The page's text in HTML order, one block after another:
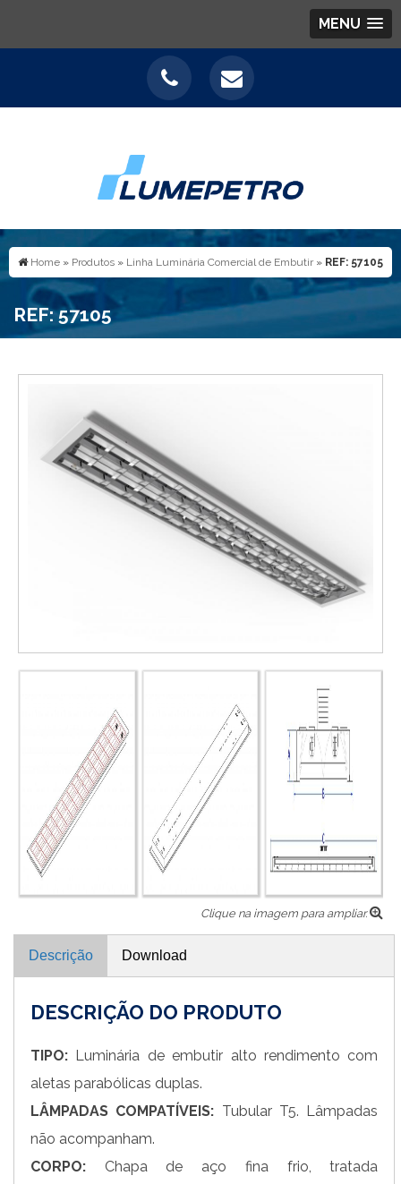
MENU
Home » Produtos » Linha Luminária Comercial de Embutir » REF: 57105
REF: 57105
Clique na imagem para ampliar.
Descrição Download
DESCRIÇÃO DO PRODUTO
TIPO: Luminária de embutir alto rendimento com
aletas parabólicas duplas.
LÂMPADAS COMPATÍVEIS: Tubular T5. Lâmpadas
não acompanham.
CORPO: Chapa de aço fina frio, tratada